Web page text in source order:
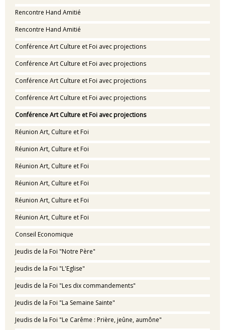
Rencontre Hand Amitié
Rencontre Hand Amitié
Conférence Art Culture et Foi avec projections
Conférence Art Culture et Foi avec projections
Conférence Art Culture et Foi avec projections
Conférence Art Culture et Foi avec projections
Conférence Art Culture et Foi avec projections
Réunion Art, Culture et Foi
Réunion Art, Culture et Foi
Réunion Art, Culture et Foi
Réunion Art, Culture et Foi
Réunion Art, Culture et Foi
Réunion Art, Culture et Foi
Conseil Economique
Jeudis de la Foi "Notre Père"
Jeudis de la Foi "L'Eglise"
Jeudis de la Foi "Les dix commandements"
Jeudis de la Foi "La Semaine Sainte"
Jeudis de la Foi "Le Carême : Prière, jeûne, aumône"